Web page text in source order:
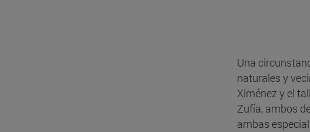
Una
naturales y
Ximénez y el
Zufía, ambos
ambas